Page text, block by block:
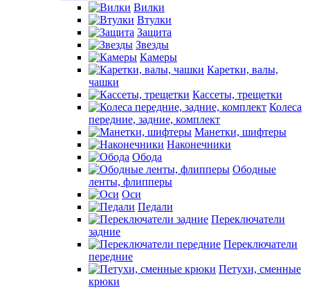
Вилки
Втулки
Защита
Звезды
Камеры
Каретки, валы,
чашки
Кассеты, трещетки
Колеса
передние, задние, комплект
Манетки, шифтеры
Наконечники
Обода
Ободные
ленты, флипперы
Оси
Педали
Переключатели
задние
Переключатели
передние
Петухи, сменные
крюки